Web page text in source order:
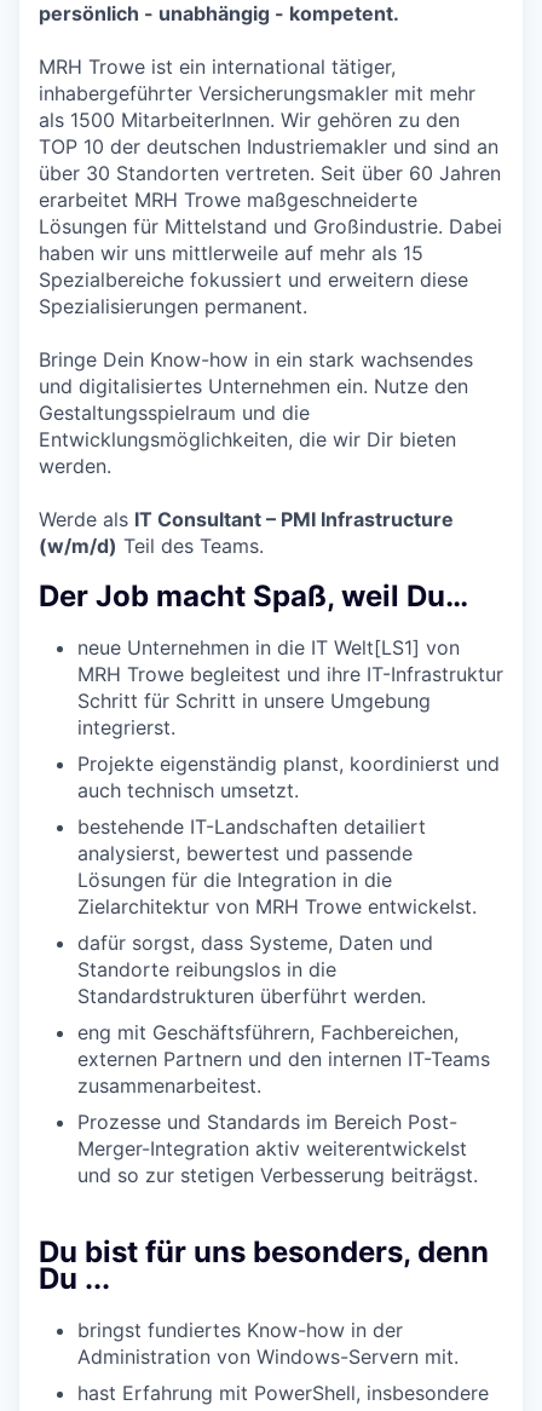
persönlich - unabhängig - kompetent.
MRH Trowe ist ein international tätiger,
inhabergeführter Versicherungsmakler mit mehr
als 1500 MitarbeiterInnen. Wir gehören zu den
TOP 10 der deutschen Industriemakler und sind an
über 30 Standorten vertreten. Seit über 60 Jahren
erarbeitet MRH Trowe maßgeschneiderte
Lösungen für Mittelstand und Großindustrie. Dabei
haben wir uns mittlerweile auf mehr als 15
Spezialbereiche fokussiert und erweitern diese
Spezialisierungen permanent.
Bringe Dein Know-how in ein stark wachsendes
und digitalisiertes Unternehmen ein. Nutze den
Gestaltungsspielraum und die
Entwicklungsmöglichkeiten, die wir Dir bieten
werden.
Werde als IT Consultant – PMI Infrastructure
(w/m/d) Teil des Teams.
Der Job macht Spaß, weil Du…
neue Unternehmen in die IT Welt[LS1] von
MRH Trowe begleitest und ihre IT-Infrastruktur
Schritt für Schritt in unsere Umgebung
integrierst.
Projekte eigenständig planst, koordinierst und
auch technisch umsetzt.
bestehende IT-Landschaften detailiert
analysierst, bewertest und passende
Lösungen für die Integration in die
Zielarchitektur von MRH Trowe entwickelst.
dafür sorgst, dass Systeme, Daten und
Standorte reibungslos in die
Standardstrukturen überführt werden.
eng mit Geschäftsführern, Fachbereichen,
externen Partnern und den internen IT-Teams
zusammenarbeitest.
Prozesse und Standards im Bereich Post-
Merger-Integration aktiv weiterentwickelst
und so zur stetigen Verbesserung beiträgst.
Du bist für uns besonders, denn
Du ...
bringst fundiertes Know-how in der
Administration von Windows-Servern mit.
hast Erfahrung mit PowerShell, insbesondere